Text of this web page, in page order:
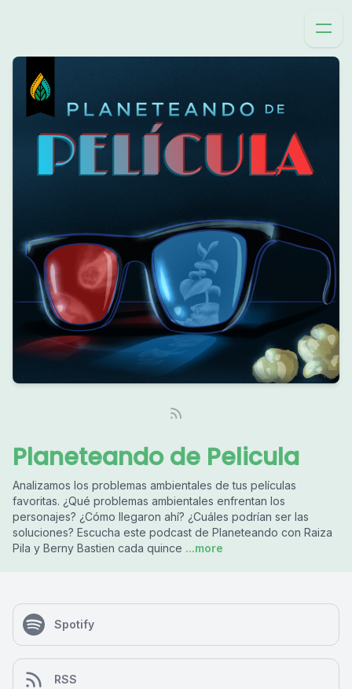
Planeteando de Pelicula
Analizamos los problemas ambientales de tus películas
favoritas. ¿Qué problemas ambientales enfrentan los
personajes? ¿Cómo llegaron ahí? ¿Cuáles podrían ser las
soluciones? Escucha este podcast de Planeteando con Raiza
Pila y Berny Bastien cada quince ...more
Spotify
RSS